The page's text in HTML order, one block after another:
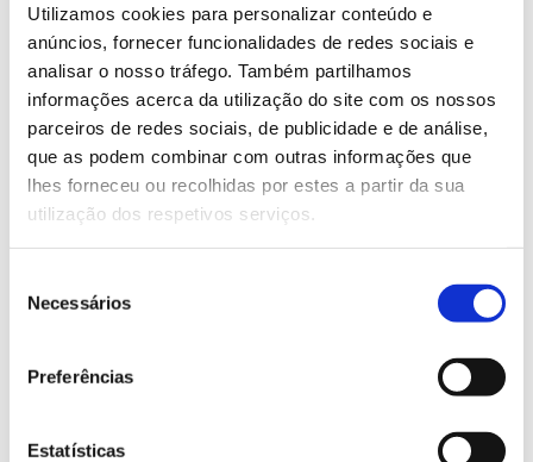
Utilizamos cookies para personalizar conteúdo e
anúncios, fornecer funcionalidades de redes sociais e
analisar o nosso tráfego. Também partilhamos
informações acerca da utilização do site com os nossos
parceiros de redes sociais, de publicidade e de análise,
que as podem combinar com outras informações que
lhes forneceu ou recolhidas por estes a partir da sua
utilização dos respetivos serviços.
Necessários
Preferências
Estatísticas
Saiba mais sobre a iniciativa e inscrição
13.07.2026
Genoma do priolo e de outras espécies em risco:
conhecer para conservar
Registar galhas de Trichi em acácia-das-espigas: